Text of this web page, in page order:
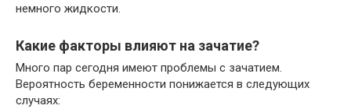
немного жидкости.
Какие факторы влияют на зачатие?
Много пар сегодня имеют проблемы с зачатием.
Вероятность беременности понижается в следующих
случаях: